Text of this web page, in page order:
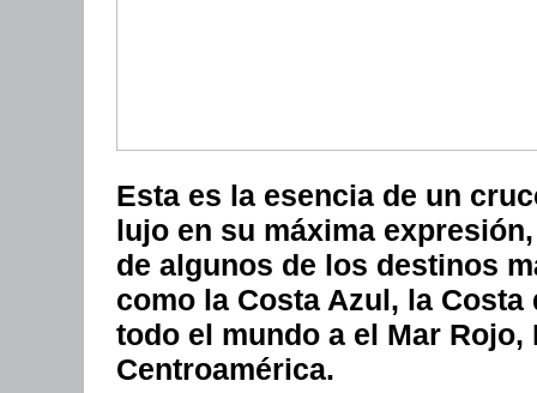
Esta es la esencia de un
lujo en su máxima
de algunos de los destinos
como la Costa Azul, la
todo el mundo a el Mar
Centroamérica.